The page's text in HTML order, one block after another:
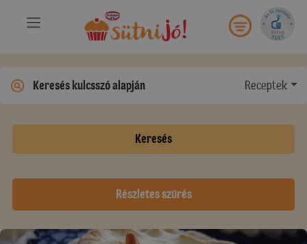
Receptek
Keresés
Részletes szűrés